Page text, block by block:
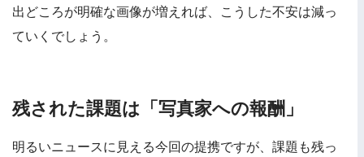
出どころが明確な画像が増えれば、こうした不安は減っ
ていくでしょう。
残された課題は「写真家への報酬」
明るいニュースに見える今回の提携ですが、課題も残っ